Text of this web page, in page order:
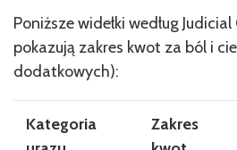
Poniższe widełki według
pokazują zakres kwot za ból i
dodatkowych):
Kategoria
Zakres